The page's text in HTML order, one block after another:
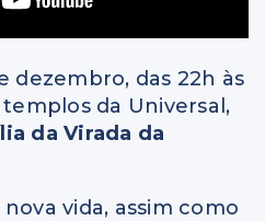
dezembro, das 22h às
da Universal,
da Virada da
vida, assim como